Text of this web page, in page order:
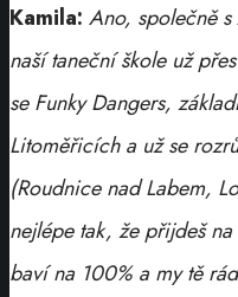
Kamila: Ano, společně
naší taneční škole už
se Funky Dangers,
Litoměřicích a už se
(Roudnice nad Labem,
nejlépe tak, že přijdeš
baví na 100% a my tě